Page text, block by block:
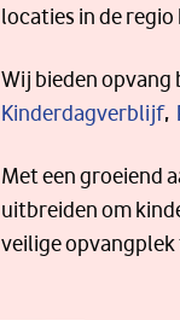
locaties in de
Wij bieden opvang
Kinderdagverblijf,
Met een groeiend
uitbreiden om
veilige opvangplek